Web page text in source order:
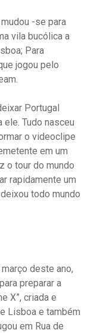
-se para
vila bucólica a
Para
jogou pelo
Portugal
Tudo nasceu
o videoclipe
em um
o tour do mundo
rapidamente um
todo mundo
deste ano,
preparar a
X”, criada e
Lisboa e também
em Rua de